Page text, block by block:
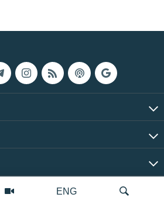
ENG
Ազատություն» ռադիոկայան © 2026